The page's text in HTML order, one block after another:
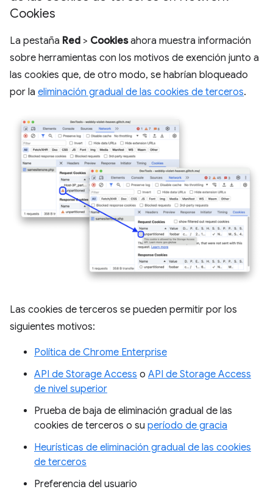
Cookies
La pestaña Red > Cookiesahora muestra información
sobre herramientas con los motivos de exención junto a
las cookies que, de otro modo, se habrían bloqueado
por la eliminación gradual de las cookies de terceros.
Las cookies de terceros se pueden permitir por los
siguientes motivos:
Política de Chrome Enterprise
API de Storage Access o API de Storage Access
de nivel superior
Prueba de baja de eliminación gradual de las
cookies de terceros o su período de gracia
Heurísticas de eliminación gradual de las cookies
de terceros
Preferencia del usuario